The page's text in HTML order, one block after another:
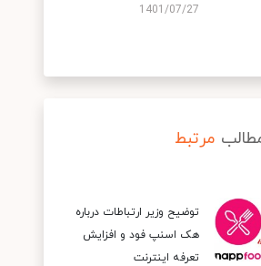
1401/07/27
مرتبط
توضیح وزیر ارتباطات درباره
هک اسنپ‌ فود و افزایش
تعرفه اینترنت